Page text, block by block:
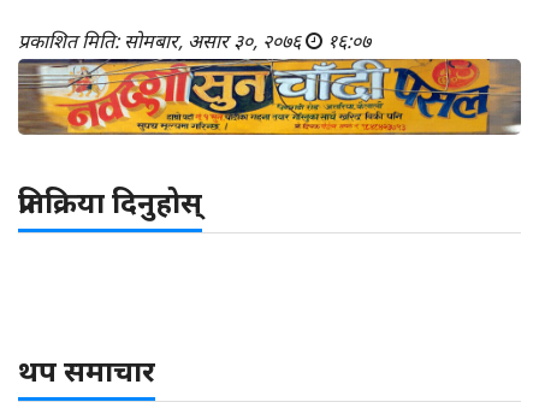
प्रकाशित मिति: सोमबार, असार ३०, २०७६ १६:०७
प्रतिक्रिया दिनुहोस्
थप समाचार